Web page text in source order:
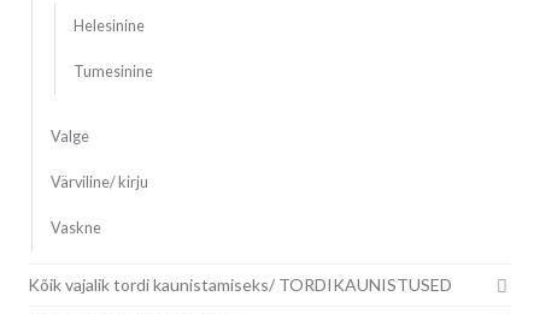
Helesinine
Tumesinine
Valge
Värviline/ kirju
Vaskne
Kõik vajalik tordi kaunistamiseks/ TORDIKAUNISTUSED